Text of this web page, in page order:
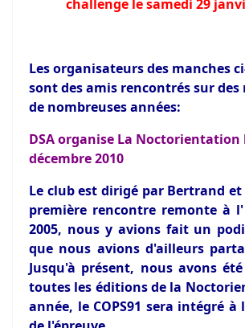
challenge le samedi 29
Les organisateurs des manches
sont des amis rencontrés sur des
de nombreuses années:
DSA organise La Noctorientation
décembre 2010
Le club est dirigé par Bertrand et
première rencontre remonte à l'
2005, nous y avions fait un
que nous avions d'ailleurs
Jusqu'à présent, nous avons
toutes les éditions de la
année, le COPS91 sera intégré